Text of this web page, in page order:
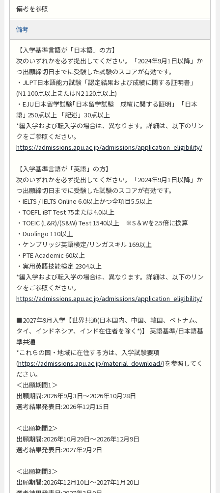
備考を参照
備考
【入学基準言語が「日本語」の方】
次のいずれかを必ず提出してください。「2024年9月1日以降」か
つ出願締切日までに受験した試験のスコアが有効です。
・JLPT日本語能力試験「認定結果および成績に関する証明書」
(N1 100点以上またはN2 120点以上)
・EJU日本留学試験｢日本留学試験 成績に関する証明｣ ｢日本
語｣ 250点以上 「記述」30点以上
*編入学および転入学の場合は、異なります。詳細は、以下のリン
クをご参照ください。
https://admissions.apu.ac.jp/admissions/application_eligibility/
【入学基準言語が「英語」の方】
次のいずれかを必ず提出してください。「2024年9月1日以降」か
つ出願締切日までに受験した試験のスコアが有効です。
・IELTS / IELTS Online 6.0以上かつ全項目5.5以上
・TOEFL iBT Test 75または4.0以上
・TOEIC (L&R)/(S&W) Test 1540以上 ※S＆Wを2.5倍に換算
・Duolingo 110以上
・ケンブリッジ英語検定/リンガスキル 169以上
・PTE Academic 60以上
・実用英語技能検定 2304以上
*編入学および転入学の場合は、異なります。詳細は、以下のリン
クをご参照ください。
https://admissions.apu.ac.jp/admissions/application_eligibility/
■2027年9月入学【世界共通(日本国内、中国、韓国、ベトナム、
タイ、インドネシア、インド在住者を除く*)】 英語基準/日本語基
準共通
*これらの国・地域に在住する方は、入学試験要項
(https://admissions.apu.ac.jp/material_download/)を参照してく
ださい。
＜出願期間1＞
出願期間:2026年9月3日～2026年10月28日
選考結果発表日:2026年12月15日
＜出願期間2＞
出願期間:2026年10月29日～2026年12月9日
選考結果発表日:2027年2月2日
＜出願期間3＞
出願期間:2026年12月10日～2027年1月20日